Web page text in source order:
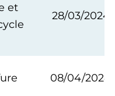
et
28/03/2024
08/04/2024